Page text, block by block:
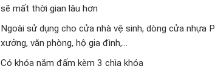
sẽ mất thời gian lâu hơn
Ngoài sử dụng cho cửa nhà vệ sinh, dòng cửa nhựa
xưởng, văn phòng, hộ gia đình,…
Có khóa nắm đấm kèm 3 chìa khóa